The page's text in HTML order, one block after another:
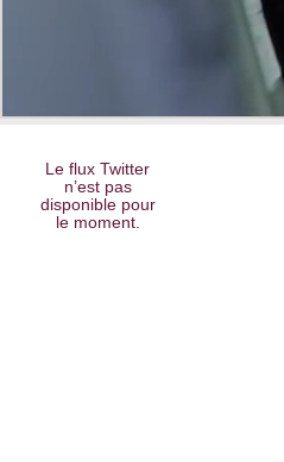
Le flux Twitter
n’est pas
disponible pour
le moment.